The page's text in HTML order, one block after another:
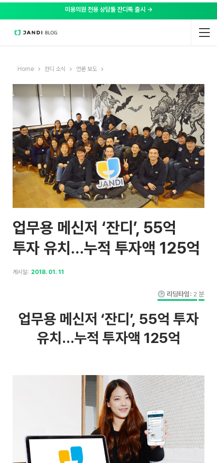
미용의원 전용 상담툴 잔디톡 출시 →
Home 잔디 소식 언론 보도
업무용 메신저 ‘잔디’, 55억
투자 유치…누적 투자액 125억
게시일: 2018. 01. 11
리딩타임: 2 분
업무용 메신저 ‘잔디’, 55억 투자
유치…누적 투자액 125억